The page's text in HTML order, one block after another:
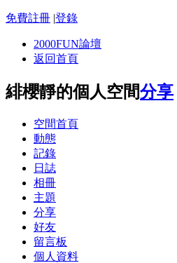
免費註冊 |登錄
2000FUN論壇
返回首頁
緋櫻靜的個人空間分享
空間首頁
動態
記錄
日誌
相冊
主題
分享
好友
留言板
個人資料